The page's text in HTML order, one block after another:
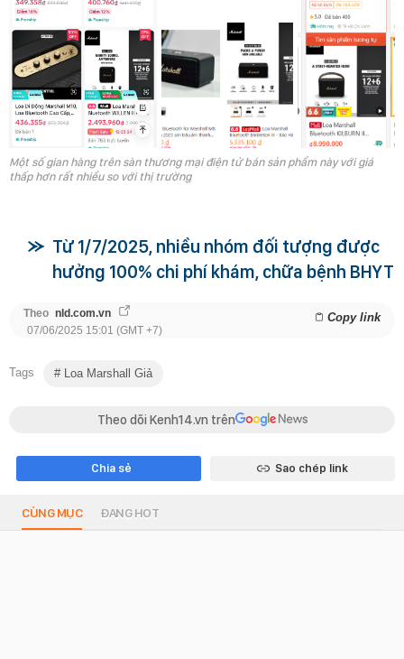
Một số gian hàng trên sàn thương mại điện tử bán sản phẩm này với giá
thấp hơn rất nhiều so với thị trường
Từ 1/7/2025, nhiều nhóm đối tượng được
hưởng 100% chi phí khám, chữa bệnh BHYT
Theo nld.com.vn Copy link
07/06/2025 15:01 (GMT +7)
Tags Loa Marshall Giả
Theo dõi Kenh14.vn trên
Chia sẻ Sao chép link
CÙNG MỤC ĐANG HOT